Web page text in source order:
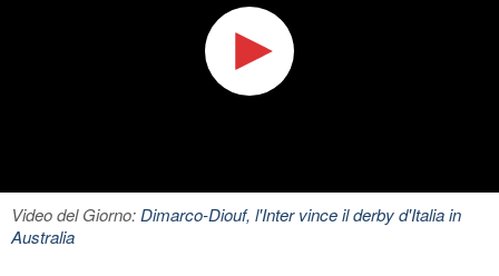
Video del Giorno:Dimarco-Diouf, l'Inter vince il derby d'Italia in
Australia